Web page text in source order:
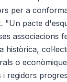
per a
"Un pacte
associacions
històrica,
o
i regidors